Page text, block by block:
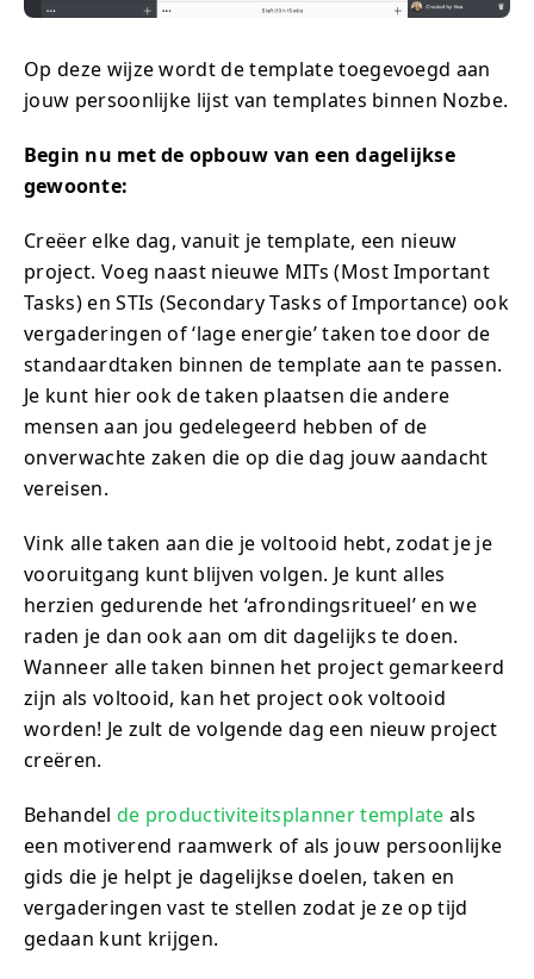
Op deze wijze wordt de template toegevoegd aan
jouw persoonlijke lijst van templates binnen Nozbe.
Begin nu met de opbouw van een dagelijkse
gewoonte:
Creëer elke dag, vanuit je template, een nieuw
project. Voeg naast nieuwe MITs (Most Important
Tasks) en STIs (Secondary Tasks of Importance) ook
vergaderingen of ‘lage energie’ taken toe door de
standaardtaken binnen de template aan te passen.
Je kunt hier ook de taken plaatsen die andere
mensen aan jou gedelegeerd hebben of de
onverwachte zaken die op die dag jouw aandacht
vereisen.
Vink alle taken aan die je voltooid hebt, zodat je je
vooruitgang kunt blijven volgen. Je kunt alles
herzien gedurende het ‘afrondingsritueel’ en we
raden je dan ook aan om dit dagelijks te doen.
Wanneer alle taken binnen het project gemarkeerd
zijn als voltooid, kan het project ook voltooid
worden! Je zult de volgende dag een nieuw project
creëren.
Behandel de productiviteitsplanner template als
een motiverend raamwerk of als jouw persoonlijke
gids die je helpt je dagelijkse doelen, taken en
vergaderingen vast te stellen zodat je ze op tijd
gedaan kunt krijgen.